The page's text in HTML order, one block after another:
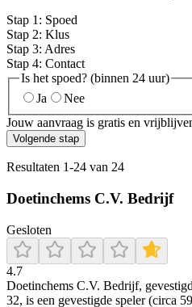
Stap 1 : Spoed
Stap 2: Klus
Stap 3: Adres
Stap 4: Contact
Is het spoed? (binnen 24 uur)
Ja
Nee
Jouw aanvraag is gratis en
Volgende stap
Resultaten 1-24 van 24
Doetinchems C.V. Bedrijf
Gesloten
4.7
Doetinchems C.V. Bedrijf,
32, is een gevestigde speler (circa